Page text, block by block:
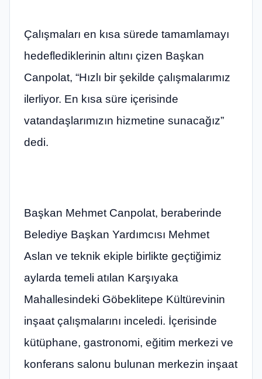
Çalışmaları en kısa sürede tamamlamayı
hedeflediklerinin altını çizen Başkan
Canpolat, “Hızlı bir şekilde çalışmalarımız
ilerliyor. En kısa süre içerisinde
vatandaşlarımızın hizmetine sunacağız”
dedi.
Başkan Mehmet Canpolat, beraberinde
Belediye Başkan Yardımcısı Mehmet
Aslan ve teknik ekiple birlikte geçtiğimiz
aylarda temeli atılan Karşıyaka
Mahallesindeki Göbeklitepe Kültürevinin
inşaat çalışmalarını inceledi. İçerisinde
kütüphane, gastronomi, eğitim merkezi ve
konferans salonu bulunan merkezin inşaat